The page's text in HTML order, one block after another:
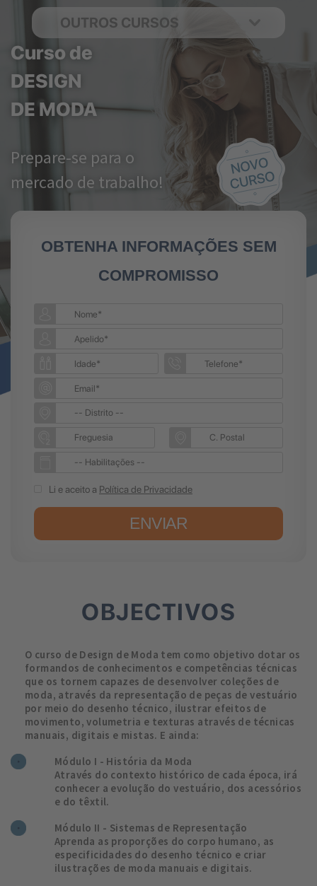
Curso de
DESIGN
DE MODA
Prepare-se para o
mercado de trabalho!
OUTROS CURSOS
OBTENHA INFORMAÇÕES SEM
COMPROMISSO
Li e aceito a Política de Privacidade
ENVIAR
OBJECTIVOS
O curso de Design de Moda tem como objetivo dotar os
formandos de conhecimentos e competências técnicas
que os tornem capazes de desenvolver coleções de
moda, através da representação de peças de vestuário
por meio do desenho técnico, ilustrar efeitos de
movimento, volumetria e texturas através de técnicas
manuais, digitais e mistas. E ainda:
Módulo I - História da Moda
Através do contexto histórico de cada época, irá
conhecer a evolução do vestuário, dos acessórios
e do têxtil.
Módulo II - Sistemas de Representação
Aprenda as proporções do corpo humano, as
especificidades do desenho técnico e criar
ilustrações de moda manuais e digitais.